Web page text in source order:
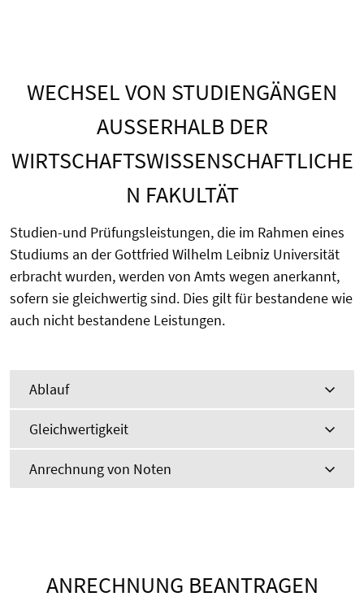
WECHSEL VON STUDIENGÄNGEN
AUSSERHALB DER W
IRTSCHAFTSWISSENSCHAFTLICHEN
FAKULTÄT
Studien-und Prüfungsleistungen, die im Rahmen eines
Studiums an der Gottfried Wilhelm Leibniz Universität
erbracht wurden, werden von Amts wegen anerkannt,
sofern sie gleichwertig sind. Dies gilt für bestandene wie
auch nicht bestandene Leistungen.
Ablauf
Gleichwertigkeit
Anrechnung von Noten
ANRECHNUNG BEANTRAGEN